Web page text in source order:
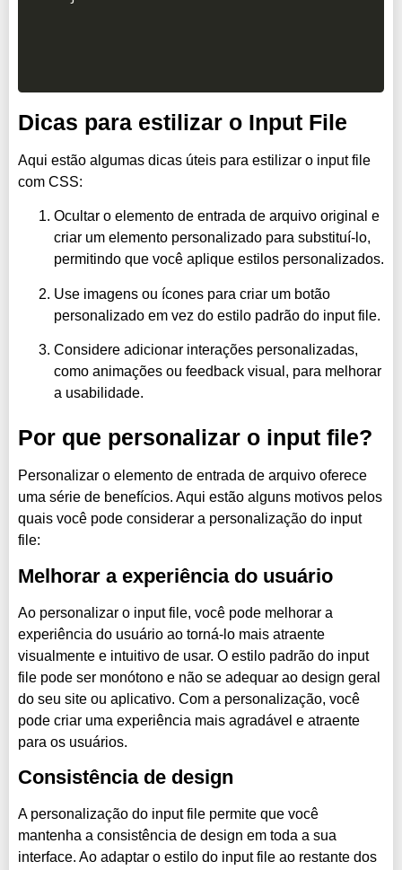
Dicas para estilizar o Input File
Aqui estão algumas dicas úteis para estilizar o input file
com CSS:
Ocultar o elemento de entrada de arquivo original e
criar um elemento personalizado para substituí-lo,
permitindo que você aplique estilos personalizados.
Use imagens ou ícones para criar um botão
personalizado em vez do estilo padrão do input file.
Considere adicionar interações personalizadas,
como animações ou feedback visual, para melhorar
a usabilidade.
Por que personalizar o input file?
Personalizar o elemento de entrada de arquivo oferece
uma série de benefícios. Aqui estão alguns motivos pelos
quais você pode considerar a personalização do input
file:
Melhorar a experiência do usuário
Ao personalizar o input file, você pode melhorar a
experiência do usuário ao torná-lo mais atraente
visualmente e intuitivo de usar. O estilo padrão do input
file pode ser monótono e não se adequar ao design geral
do seu site ou aplicativo. Com a personalização, você
pode criar uma experiência mais agradável e atraente
para os usuários.
Consistência de design
A personalização do input file permite que você
mantenha a consistência de design em toda a sua
interface. Ao adaptar o estilo do input file ao restante dos